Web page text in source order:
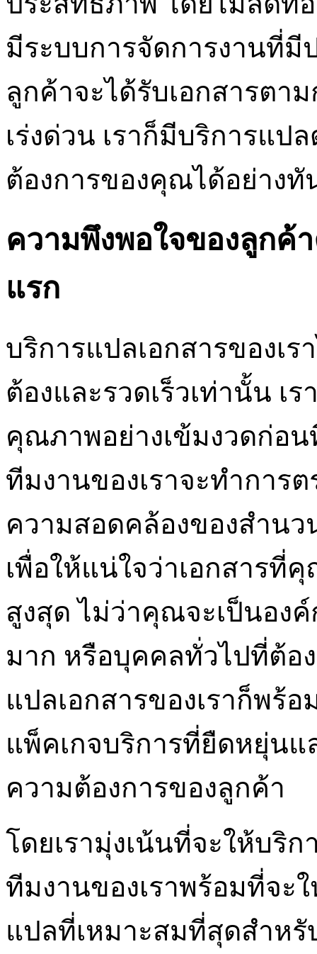
มีระบบการจัดการงานที่มี
ลูกค้าจะได้รับเอกสารตา
เร่งด่วน เราก็มีบริการแ
ต้องการของคุณได้อย่างทั
ความพึงพอใจของลูกค้
แรก
บริการแปลเอกสารของเ
ต้องและรวดเร็วเท่านั้น เ
คุณภาพอย่างเข้มงวดก่อน
ทีมงานของเราจะทำการ
ความสอดคล้องของสำน
เพื่อให้แน่ใจว่าเอกสารที่
สูงสุด ไม่ว่าคุณจะเป็นอง
มาก หรือบุคคลทั่วไปที่ต้อ
แปลเอกสารของเราก็พร้
แพ็คเกจบริการที่ยืดหยุ่นแ
ความต้องการของลูกค้า
โดยเรามุ่งเน้นที่จะให้บริ
ทีมงานของเราพร้อมที่จะ
แปลที่เหมาะสมที่สุดสำห